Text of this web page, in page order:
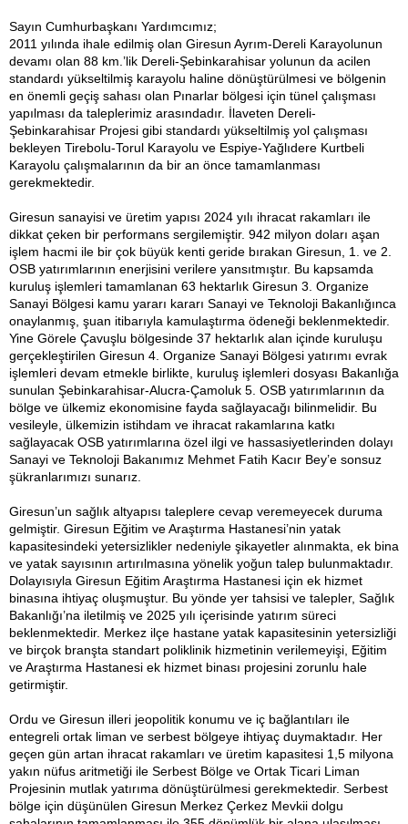
Sayın Cumhurbaşkanı Yardımcımız;
2011 yılında ihale edilmiş olan Giresun Ayrım-Dereli Karayolunun
devamı olan 88 km.’lik Dereli-Şebinkarahisar yolunun da acilen
standardı yükseltilmiş karayolu haline dönüştürülmesi ve bölgenin
en önemli geçiş sahası olan Pınarlar bölgesi için tünel çalışması
yapılması da taleplerimiz arasındadır. İlaveten Dereli-
Şebinkarahisar Projesi gibi standardı yükseltilmiş yol çalışması
bekleyen Tirebolu-Torul Karayolu ve Espiye-Yağlıdere Kurtbeli
Karayolu çalışmalarının da bir an önce tamamlanması
gerekmektedir.
Giresun sanayisi ve üretim yapısı 2024 yılı ihracat rakamları ile
dikkat çeken bir performans sergilemiştir. 942 milyon doları aşan
işlem hacmi ile bir çok büyük kenti geride bırakan Giresun, 1. ve 2.
OSB yatırımlarının enerjisini verilere yansıtmıştır. Bu kapsamda
kuruluş işlemleri tamamlanan 63 hektarlık Giresun 3. Organize
Sanayi Bölgesi kamu yararı kararı Sanayi ve Teknoloji Bakanlığınca
onaylanmış, şuan itibarıyla kamulaştırma ödeneği beklenmektedir.
Yine Görele Çavuşlu bölgesinde 37 hektarlık alan içinde kuruluşu
gerçekleştirilen Giresun 4. Organize Sanayi Bölgesi yatırımı evrak
işlemleri devam etmekle birlikte, kuruluş işlemleri dosyası Bakanlığa
sunulan Şebinkarahisar-Alucra-Çamoluk 5. OSB yatırımlarının da
bölge ve ülkemiz ekonomisine fayda sağlayacağı bilinmelidir. Bu
vesileyle, ülkemizin istihdam ve ihracat rakamlarına katkı
sağlayacak OSB yatırımlarına özel ilgi ve hassasiyetlerinden dolayı
Sanayi ve Teknoloji Bakanımız Mehmet Fatih Kacır Bey’e sonsuz
şükranlarımızı sunarız.
Giresun’un sağlık altyapısı taleplere cevap veremeyecek duruma
gelmiştir. Giresun Eğitim ve Araştırma Hastanesi’nin yatak
kapasitesindeki yetersizlikler nedeniyle şikayetler alınmakta, ek bina
ve yatak sayısının artırılmasına yönelik yoğun talep bulunmaktadır.
Dolayısıyla Giresun Eğitim Araştırma Hastanesi için ek hizmet
binasına ihtiyaç oluşmuştur. Bu yönde yer tahsisi ve talepler, Sağlık
Bakanlığı’na iletilmiş ve 2025 yılı içerisinde yatırım süreci
beklenmektedir. Merkez ilçe hastane yatak kapasitesinin yetersizliği
ve birçok branşta standart poliklinik hizmetinin verilemeyişi, Eğitim
ve Araştırma Hastanesi ek hizmet binası projesini zorunlu hale
getirmiştir.
Ordu ve Giresun illeri jeopolitik konumu ve iç bağlantıları ile
entegreli ortak liman ve serbest bölgeye ihtiyaç duymaktadır. Her
geçen gün artan ihracat rakamları ve üretim kapasitesi 1,5 milyona
yakın nüfus aritmetiği ile Serbest Bölge ve Ortak Ticari Liman
Projesinin mutlak yatırıma dönüştürülmesi gerekmektedir. Serbest
bölge için düşünülen Giresun Merkez Çerkez Mevkii dolgu